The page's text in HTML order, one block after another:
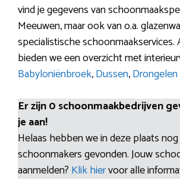
vind je gegevens van
Meeuwen, maar ook van o.a.
specialistische schoonmaakservices.
bieden we een overzicht met
Babyloniënbroek,Dussen,Drongelen
Er zijn 0 schoonmaakbedrijven
je aan!
Helaas hebben we in deze plaats
schoonmakers gevonden. Jouw
aanmelden? Klik hiervoor alle